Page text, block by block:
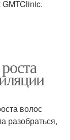
GMTClinic.
волос
разобраться,